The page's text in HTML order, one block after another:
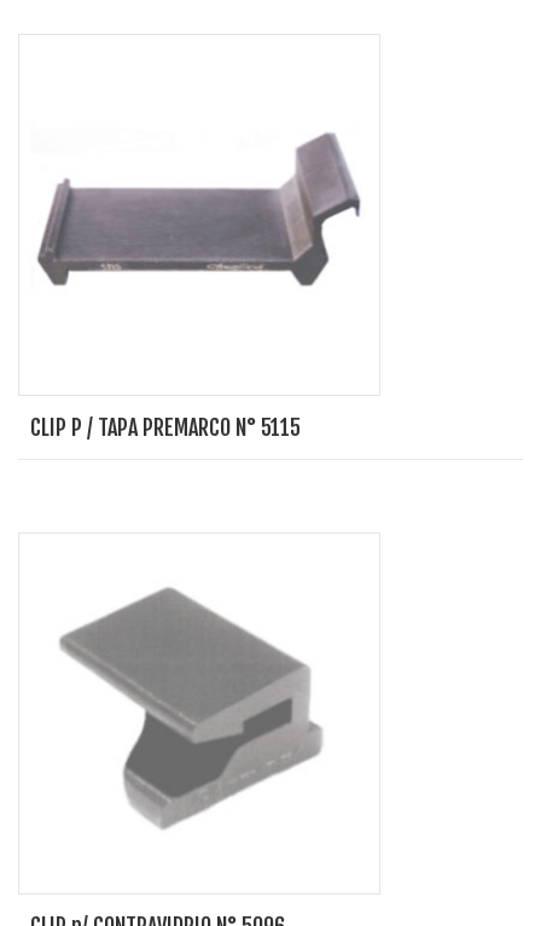
CLIP P / TAPA PREMARCO N° 5115